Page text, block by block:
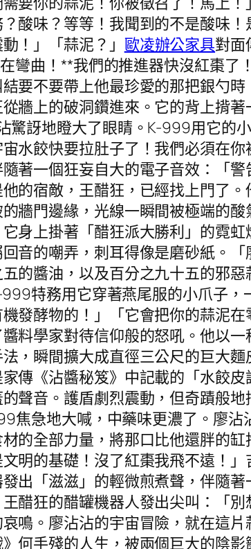
酸味？等等！我聞到的不是酸味
！」「蒜泥？」 歐凌辦公家具對面
彎曲！**我們的推進器快沒紅棗
要不要帶上他最珍愛的那把銀勺
牆上的破洞鑽進來。它的背上揹
驚訝地瞪大了眼睛。K-999用它的小
水餃快要拉肚子了！我們必須在
著一個狂妄自大的電子音效：「
的宿敵，王醋狂，已經找上門了
牆門邊緣，光線一瞬間被極端的
身上掛著「醋狂派大勝利」的霓虹
音的嘲弄，刺耳得像是磨砂紙。
的醬油，以及百分之九十五的邪
特務用它穿著燕尾服的小爪子
發酵物的！」「它會把你的蒜泥
料學家對待信仰般的怒吼。他以
，瞬間擴大成直徑三公尺的巨大
傳《沾醬秘笈》中記載的「水餃
聲音。護盾劇烈震動，但奇蹟般
焦急地大喊，中藥味更濃了。廖
的全部力量，將那口比他還胖的
明的基礎！沒了紅棗我飛不遠！
出「滋滋」的輕微煎煮聲，伴隨
醋狂的醋罐機器人發出尖叫：「
鳴。廖沾沾的宇宙冒險，就在這
何手殘的人生，被兩個巨大的陰